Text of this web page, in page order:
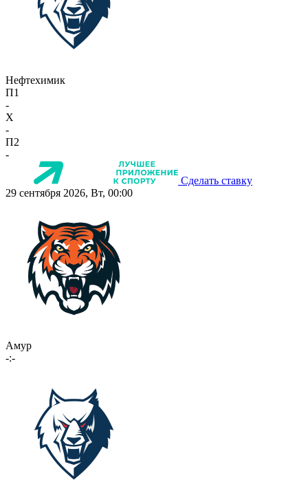
Нефтехимик
П1
-
X
-
П2
-
Сделать ставку
29 сентября 2026, Вт, 00:00
Амур
-:-